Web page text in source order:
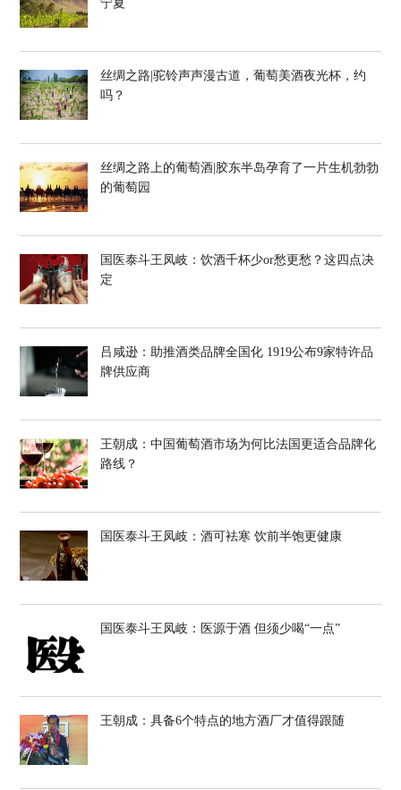
宁夏
丝绸之路|驼铃声声漫古道，葡萄美酒夜光杯，约
吗？
丝绸之路上的葡萄酒|胶东半岛孕育了一片生机勃勃
的葡萄园
国医泰斗王凤岐：饮酒千杯少or愁更愁？这四点决
定
吕咸逊：助推酒类品牌全国化 1919公布9家特许品
牌供应商
王朝成：中国葡萄酒市场为何比法国更适合品牌化
路线？
国医泰斗王凤岐：酒可袪寒 饮前半饱更健康
国医泰斗王凤岐：医源于酒 但须少喝“一点”
王朝成：具备6个特点的地方酒厂才值得跟随